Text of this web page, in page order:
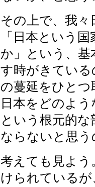
その上で、我々
「日本という
か」という、基
す時がきてい
の蔓延をひと
日本をどのよ
という根元的
ならないと思
考えても見よう
けられている